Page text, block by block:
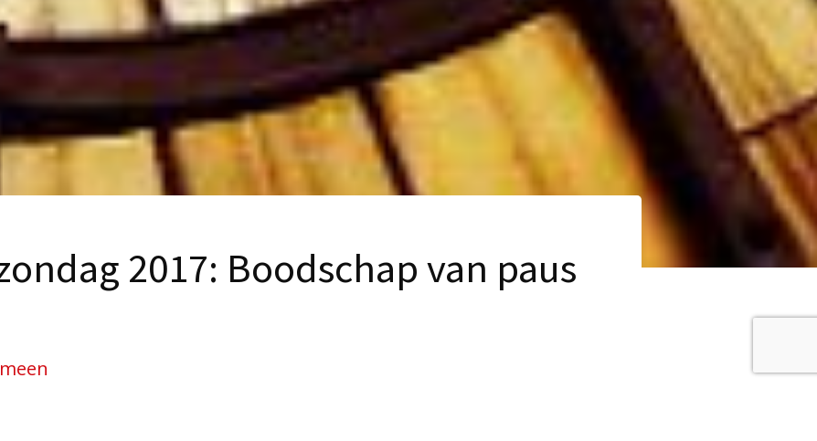
2017: Boodschap van paus